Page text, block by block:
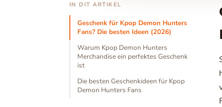
IN DIT ARTIKEL
Geschenk für Kpop Demon Hunters
Fans? Die besten Ideen (2026)
Warum Kpop Demon Hunters
Merchandise ein perfektes Geschenk
ist
Die besten Geschenkideen für Kpop
Demon Hunters Fans